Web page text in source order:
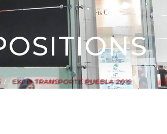
EXPO TRANSPORTE PUEBLA 2019